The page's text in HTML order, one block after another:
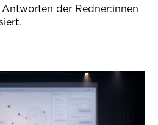
der Redner:innen